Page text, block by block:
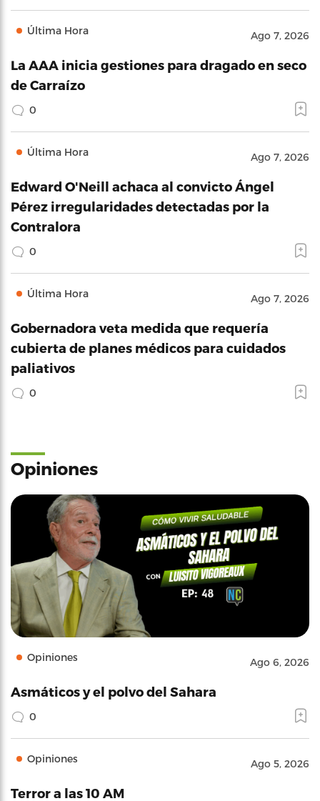
Última Hora Ago 7, 2026
La AAA inicia gestiones para dragado en seco
de Carraízo
0
Última Hora Ago 7, 2026
Edward O'Neill achaca al convicto Ángel
Pérez irregularidades detectadas por la
Contralora
0
Última Hora Ago 7, 2026
Gobernadora veta medida que requería
cubierta de planes médicos para cuidados
paliativos
0
Opiniones
Opiniones Ago 6, 2026
Asmáticos y el polvo del Sahara
0
Opiniones Ago 5, 2026
Terror a las 10 AM